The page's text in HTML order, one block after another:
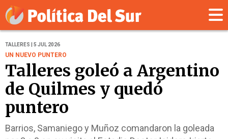
TALLERES | 5 JUL 2026
UN NUEVO PUNTERO
Talleres goleó a Argentino
de Quilmes y quedó
puntero
Barrios, Samaniego y Muñoz comandaron la goleada